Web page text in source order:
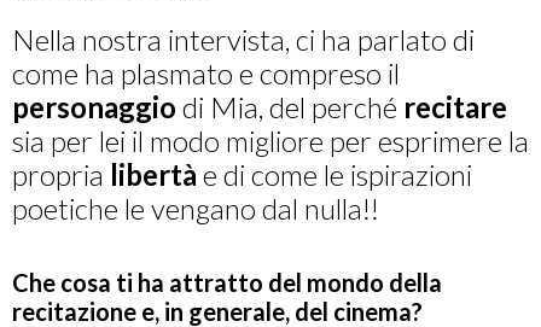
Nella nostra intervista, ci ha parlato di
come ha plasmato e compreso il
personaggio di Mia, del perché recitare
sia per lei il modo migliore per esprimere la
propria libertà e di come le ispirazioni
poetiche le vengano dal nulla!!
Che cosa ti ha attratto del mondo della
recitazione e, in generale, del cinema?